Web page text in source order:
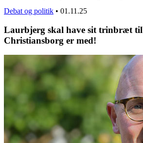
Debat og politik • 01.11.25
Laurbjerg skal have sit trinbræt
Christiansborg er med!